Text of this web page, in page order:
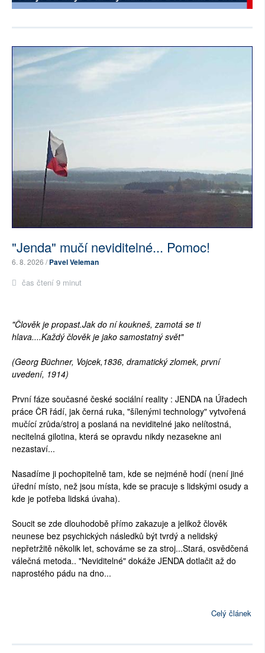
"Jenda" mučí neviditelné... Pomoc!
6. 8. 2026 /Pavel Veleman
čas čtení 9 minut
"Člověk je propast.Jak do ní koukneš, zamotá se ti
hlava....Každý člověk je jako samostatný svět"
(Georg Büchner, Vojcek,1836, dramatický zlomek, první
uvedení, 1914)
První fáze současné české sociální reality : JENDA na Úřadech
práce ČR řádí, jak černá ruka, "šílenými technology" vytvořená
mučící zrůda/stroj a poslaná na neviditelné jako nelítostná,
necitelná gilotina, která se opravdu nikdy nezasekne ani
nezastaví...
Nasadíme ji pochopitelně tam, kde se nejméně hodí (není jiné
úřední místo, než jsou místa, kde se pracuje s lidskými osudy a
kde je potřeba lidská úvaha).
Soucit se zde dlouhodobě přímo zakazuje a jelikož člověk
neunese bez psychických následků být tvrdý a nelidský
nepřetržitě několik let, schováme se za stroj...Stará, osvědčená
válečná metoda.. "Neviditelné" dokáže JENDA dotlačit až do
naprostého pádu na dno...
Celý článek